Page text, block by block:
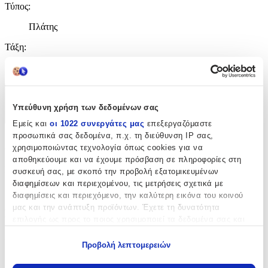
Υπεύθυνη χρήση των δεδομένων σας
Εμείς και οι 1022 συνεργάτες μας επεξεργαζόμαστε
προσωπικά σας δεδομένα, π.χ. τη διεύθυνση IP σας,
χρησιμοποιώντας τεχνολογία όπως cookies για να
αποθηκεύουμε και να έχουμε πρόσβαση σε πληροφορίες στη
συσκευή σας, με σκοπό την προβολή εξατομικευμένων
διαφημίσεων και περιεχομένου, τις μετρήσεις σχετικά με
διαφημίσεις και περιεχόμενο, την καλύτερη εικόνα του κοινού
μας και την ανάπτυξη προϊόντων. Έχετε τη δυνατότητα
Προβολή λεπτομερειών
Τύπος:
Πλάτης
Τάξη:
Χαρακτηριστικά
Κατασκευαστής :
Miquelrius
Βασικά Χαρακτηριστικά